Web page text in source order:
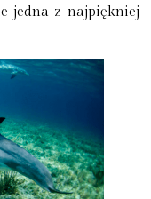
jedna z najpiękniej